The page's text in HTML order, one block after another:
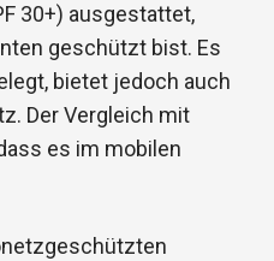
30+) ausgestattet,
geschützt bist. Es
bietet jedoch auch
Der Vergleich mit
es im mobilen